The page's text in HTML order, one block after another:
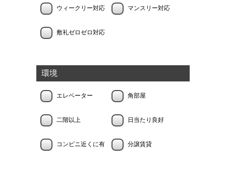
ウィークリー対応 マンスリー対応
敷礼ゼロゼロ対応
環境
エレベーター 角部屋
二階以上 日当たり良好
コンビニ近くに有 分譲賃貸